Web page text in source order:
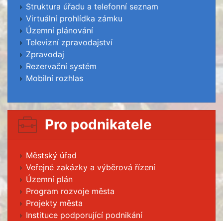
Struktura úřadu a telefonní seznam
Virtuální prohlídka zámku
Územní plánování
Televizní zpravodajství
Zpravodaj
Rezervační systém
Mobilní rozhlas
Pro podnikatele
Městský úřad
Veřejné zakázky a výběrová řízení
Územní plán
Program rozvoje města
Projekty města
Instituce podporující podnikání